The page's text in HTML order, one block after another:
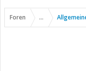
Foren ...